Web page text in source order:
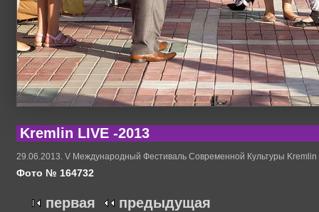
Kremlin LIVE -2013
29.06.2013. V Международный Фестиваль Современной Культуры Kremlin
Фото № 164732
первая предыдущая